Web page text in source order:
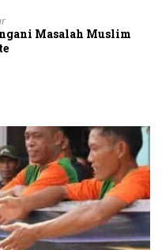
Masalah Muslim